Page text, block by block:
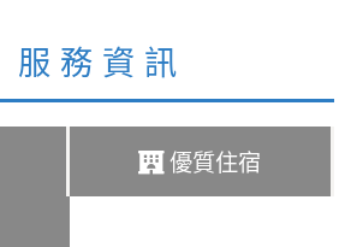
服務資訊
優質住宿